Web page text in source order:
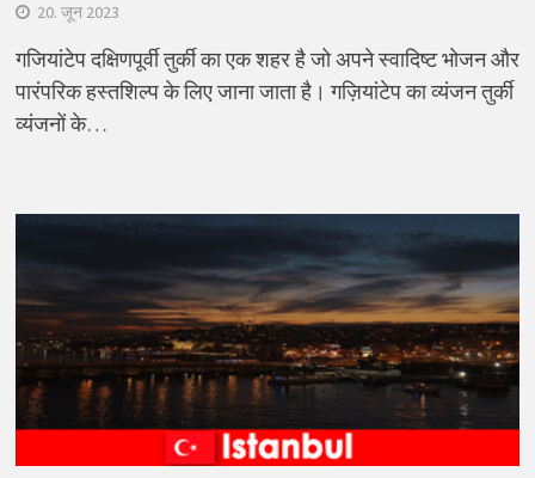
20. जून 2023
गजियांटेप दक्षिणपूर्वी तुर्की का एक शहर है जो अपने स्वादिष्ट भोजन और
पारंपरिक हस्तशिल्प के लिए जाना जाता है। गज़ियांटेप का व्यंजन तुर्की
व्यंजनों के…